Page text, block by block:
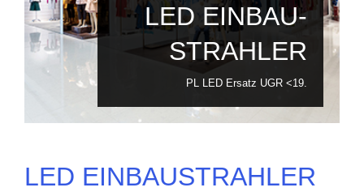
LED EINBAU-
STRAHLER
PL LED Ersatz UGR <19.
LED EINBAUSTRAHLER